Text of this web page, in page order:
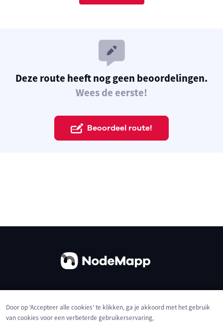
Deze route heeft nog geen beoordelingen.
Wees de eerste!
Beoordeel route!
Privacybeleid Cookies
Door op 'Accepteer alle cookies' te klikken, ga je akkoord met het gebruik
van cookies voor een verbeterde gebruikerservaring,